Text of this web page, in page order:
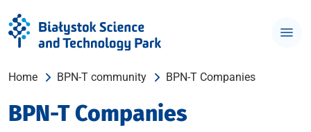
Home BPN-T community BPN-T Companies
BPN-T Companies